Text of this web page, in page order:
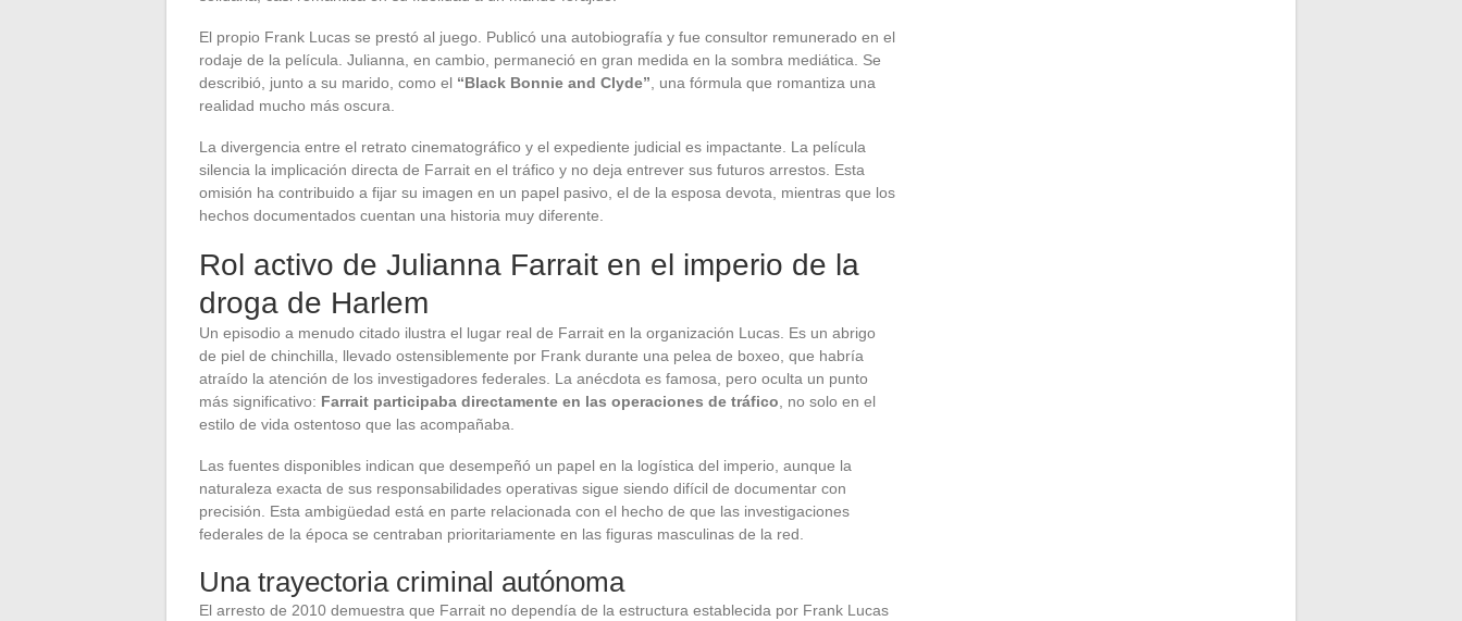
El propio Frank Lucas se prestó al juego. Publicó una autobiografía y fue consultor remunerado en el
rodaje de la película. Julianna, en cambio, permaneció en gran medida en la sombra mediática. Se
describió, junto a su marido, como el “Black Bonnie and Clyde”, una fórmula que romantiza una
realidad mucho más oscura.
La divergencia entre el retrato cinematográfico y el expediente judicial es impactante. La película
silencia la implicación directa de Farrait en el tráfico y no deja entrever sus futuros arrestos. Esta
omisión ha contribuido a fijar su imagen en un papel pasivo, el de la esposa devota, mientras que los
hechos documentados cuentan una historia muy diferente.
Rol activo de Julianna Farrait en el imperio de la
droga de Harlem
Un episodio a menudo citado ilustra el lugar real de Farrait en la organización Lucas. Es un abrigo
de piel de chinchilla, llevado ostensiblemente por Frank durante una pelea de boxeo, que habría
atraído la atención de los investigadores federales. La anécdota es famosa, pero oculta un punto
más significativo: Farrait participaba directamente en las operaciones de tráfico, no solo en el
estilo de vida ostentoso que las acompañaba.
Las fuentes disponibles indican que desempeñó un papel en la logística del imperio, aunque la
naturaleza exacta de sus responsabilidades operativas sigue siendo difícil de documentar con
precisión. Esta ambigüedad está en parte relacionada con el hecho de que las investigaciones
federales de la época se centraban prioritariamente en las figuras masculinas de la red.
Una trayectoria criminal autónoma
El arresto de 2010 demuestra que Farrait no dependía de la estructura establecida por Frank Lucas